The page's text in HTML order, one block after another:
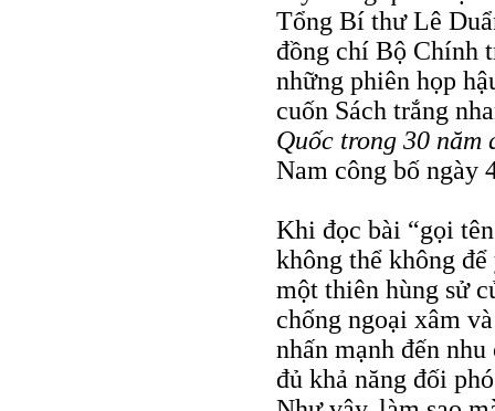
Tổng Bí thư Lê
đồng chí Bộ Chính
những phiên họp
cuốn Sách trắng
Quốc trong 30 năm
Nam công bố ngày
Khi đọc bài “gọi
không thể không
một thiên hùng sử
chống ngoại xâm
nhấn mạnh đến
đủ khả năng đối